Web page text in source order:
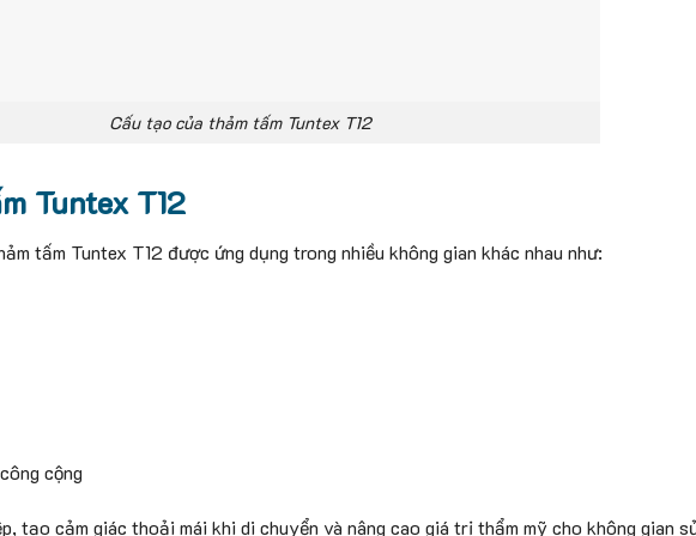
Cấu tạo của thảm tấm Tuntex T12
Tuntex T12
tấm Tuntex T12 được ứng dụng trong nhiều không gian khác nhau như:
cộng
tạo cảm giác thoải mái khi di chuyển và nâng cao giá trị thẩm mỹ cho không gian